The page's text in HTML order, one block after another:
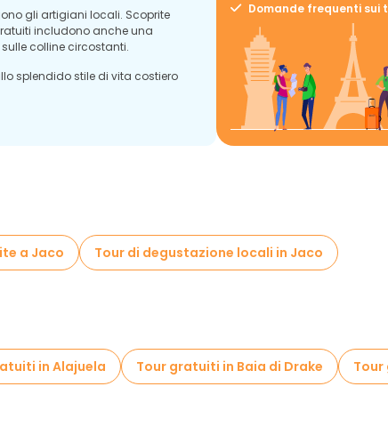
gli artigiani locali. Scoprite
includono anche una
colline circostanti.
splendido stile di vita costiero
Domande frequenti sui
a Jaco Tour di degustazione locali in Jaco
in Alajuela Tour gratuiti in Baia di Drake
Tour